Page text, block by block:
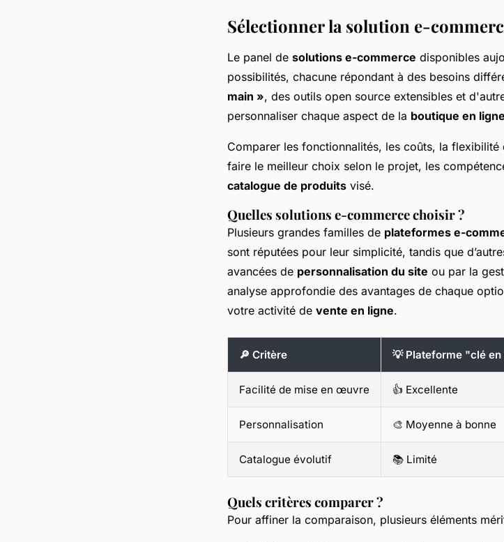
Sélectionner la solution e-
Le panel de solutions e-commerce disponibles
possibilités, chacune répondant à des besoins
main », des outils open source extensibles et
personnaliser chaque aspect de la boutique en ligne
Comparer les fonctionnalités, les coûts, la
faire le meilleur choix selon le projet, les
catalogue de produits visé.
Quelles solutions e-commerce choisir ?
Plusieurs grandes familles de plateformes e-
sont réputées pour leur simplicité, tandis que
avancées de personnalisation du site ou par la
analyse approfondie des avantages de chaque
votre activité de vente en ligne.
🔎 Critère 💡 Plateforme "clé
Facilité de mise en œuvre 👍 Excellente
Personnalisation 🎨 Moyenne à bonne
Catalogue évolutif 📚 Limité
Quels critères comparer ?
Pour affiner la comparaison, plusieurs éléments